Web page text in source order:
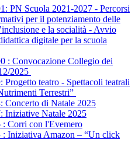
PN Scuola 2021-2027 - Percorsi
per il potenziamento delle
e la socialità - Avvio
digitale per la scuola
: Convocazione Collegio dei
2025
Progetto teatro - Spettacoli teatrali
Terrestri”
Concerto di Natale 2025
Iniziative Natale 2025
: Corri con l'Evemero
: Iniziativa Amazon – “Un click